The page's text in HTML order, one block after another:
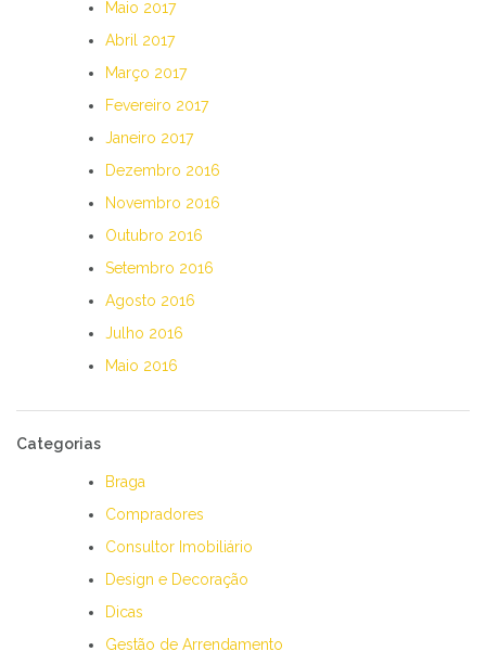
Maio 2017
Abril 2017
Março 2017
Fevereiro 2017
Janeiro 2017
Dezembro 2016
Novembro 2016
Outubro 2016
Setembro 2016
Agosto 2016
Julho 2016
Maio 2016
Categorias
Braga
Compradores
Consultor Imobiliário
Design e Decoração
Dicas
Gestão de Arrendamento